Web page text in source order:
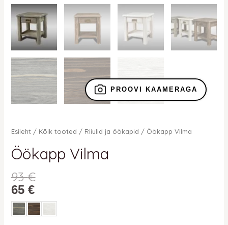
PROOVI KAAMERAGA
Esileht / Kõik tooted / Riiulid ja öökapid / Öökapp Vilma
Öökapp Vilma
93€
65 €